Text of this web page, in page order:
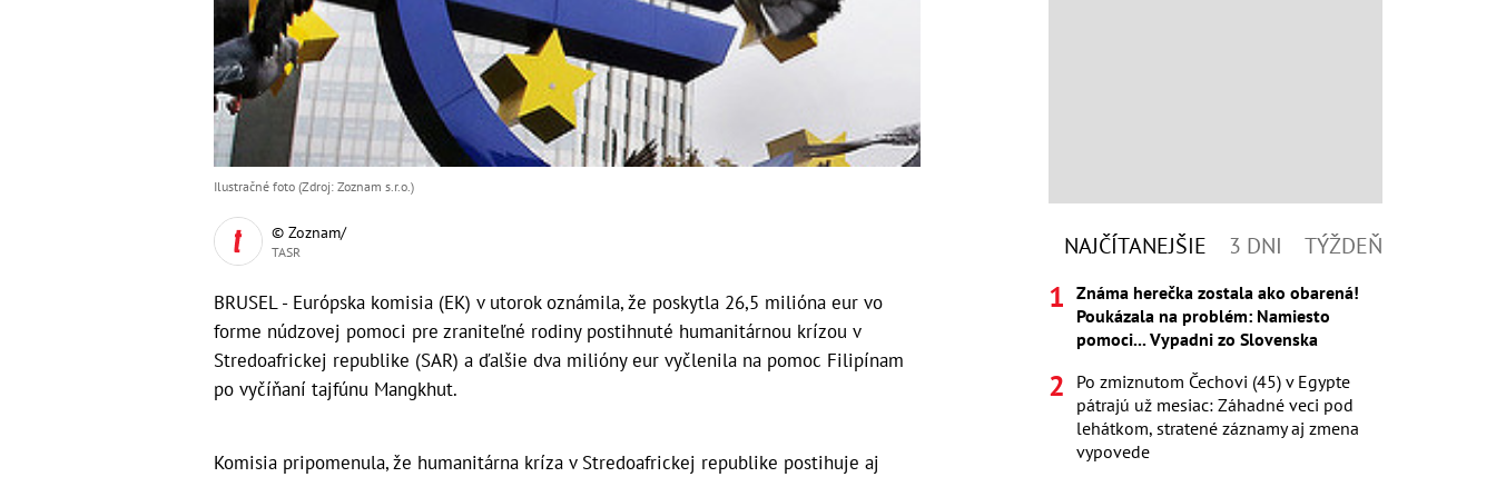
Ilustračné foto (Zdroj: Zoznam s.r.o.)
© Zoznam/
TASR
BRUSEL - Európska komisia (EK) v utorok oznámila, že poskytla 26,5 milióna eur vo
forme núdzovej pomoci pre zraniteľné rodiny postihnuté humanitárnou krízou v
Stredoafrickej republike (SAR) a ďalšie dva milióny eur vyčlenila na pomoc Filipínam
po vyčíňaní tajfúnu Mangkhut.
Komisia pripomenula, že humanitárna kríza v Stredoafrickej republike postihuje aj
NAJČÍTANEJŠIE 3 DNI TÝŽDEŇ
Známa herečka zostala ako obarená!
Poukázala na problém: Namiesto
pomoci... Vypadni zo Slovenska
Po zmiznutom Čechovi (45) v Egypte
pátrajú už mesiac: Záhadné veci pod
lehátkom, stratené záznamy aj zmena
vypovede